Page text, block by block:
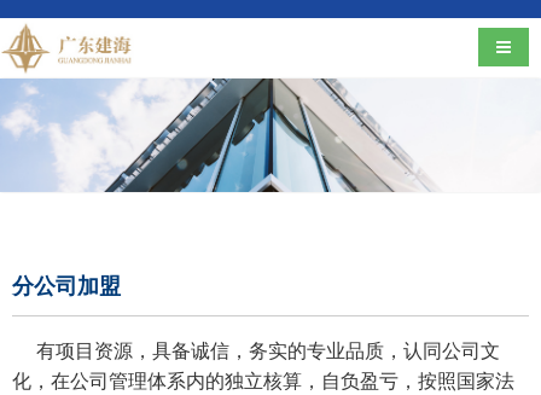
导航
分公司加盟
有项目资源，具备诚信，务实的专业品质，认同公司文
化，在公司管理体系内的独立核算，自负盈亏，按照国家法